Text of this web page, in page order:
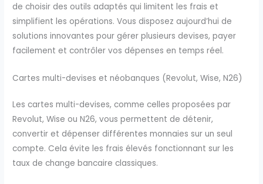
de choisir des outils adaptés qui limitent les frais et
simplifient les opérations. Vous disposez aujourd’hui de
solutions innovantes pour gérer plusieurs devises, payer
facilement et contrôler vos dépenses en temps réel.
Cartes multi-devises et néobanques (Revolut, Wise, N26)
Les cartes multi-devises, comme celles proposées par
Revolut, Wise ou N26, vous permettent de détenir,
convertir et dépenser différentes monnaies sur un seul
compte. Cela évite les frais élevés fonctionnant sur les
taux de change bancaire classiques.